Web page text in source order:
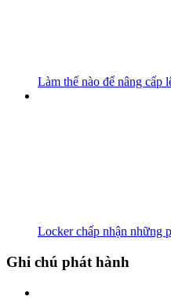
Làm thế nào để nâng cấp
Locker chấp nhận những
Ghi chú phát hành